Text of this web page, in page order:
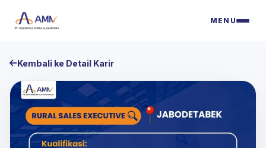
MENU
Kembali ke Detail Karir